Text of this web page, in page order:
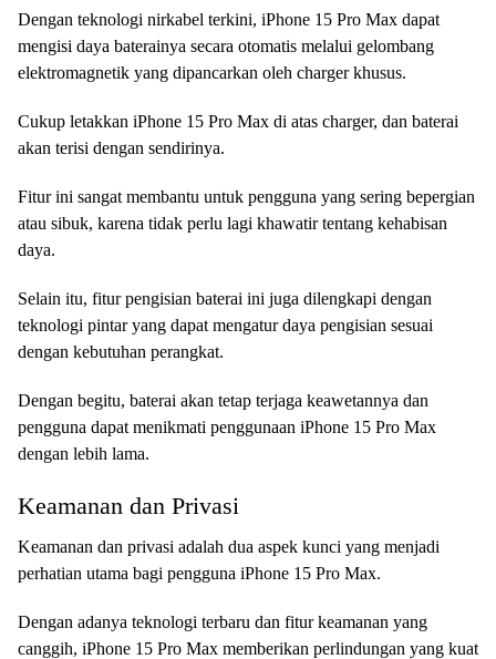
Dengan teknologi nirkabel terkini, iPhone 15 Pro Max dapat
mengisi daya baterainya secara otomatis melalui gelombang
elektromagnetik yang dipancarkan oleh charger khusus.
Cukup letakkan iPhone 15 Pro Max di atas charger, dan baterai
akan terisi dengan sendirinya.
Fitur ini sangat membantu untuk pengguna yang sering bepergian
atau sibuk, karena tidak perlu lagi khawatir tentang kehabisan
daya.
Selain itu, fitur pengisian baterai ini juga dilengkapi dengan
teknologi pintar yang dapat mengatur daya pengisian sesuai
dengan kebutuhan perangkat.
Dengan begitu, baterai akan tetap terjaga keawetannya dan
pengguna dapat menikmati penggunaan iPhone 15 Pro Max
dengan lebih lama.
Keamanan dan Privasi
Keamanan dan privasi adalah dua aspek kunci yang menjadi
perhatian utama bagi pengguna iPhone 15 Pro Max.
Dengan adanya teknologi terbaru dan fitur keamanan yang
canggih, iPhone 15 Pro Max memberikan perlindungan yang kuat